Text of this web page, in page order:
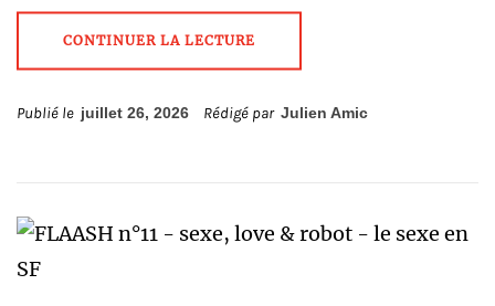
CONTINUER LA LECTURE
Publié le juillet 26, 2026 Rédigé par Julien Amic